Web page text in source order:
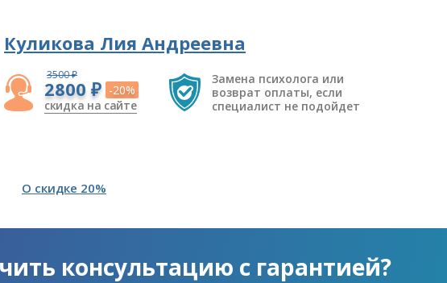
Куликова Лия Андреевна
3500 ₽
2800 ₽ -20%
скидка на сайте
Замена психолога или
возврат оплаты, если
специалист не подойдет
О скидке 20%
консультацию с гарантией?